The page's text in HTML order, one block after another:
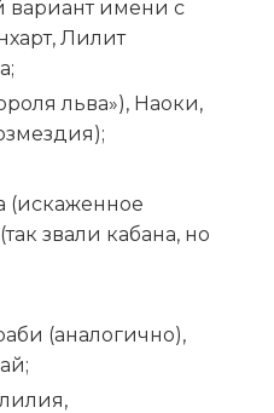
вариант имени с
Лилит
льва»), Наоки,
(искаженное
звали кабана, но
(аналогично),